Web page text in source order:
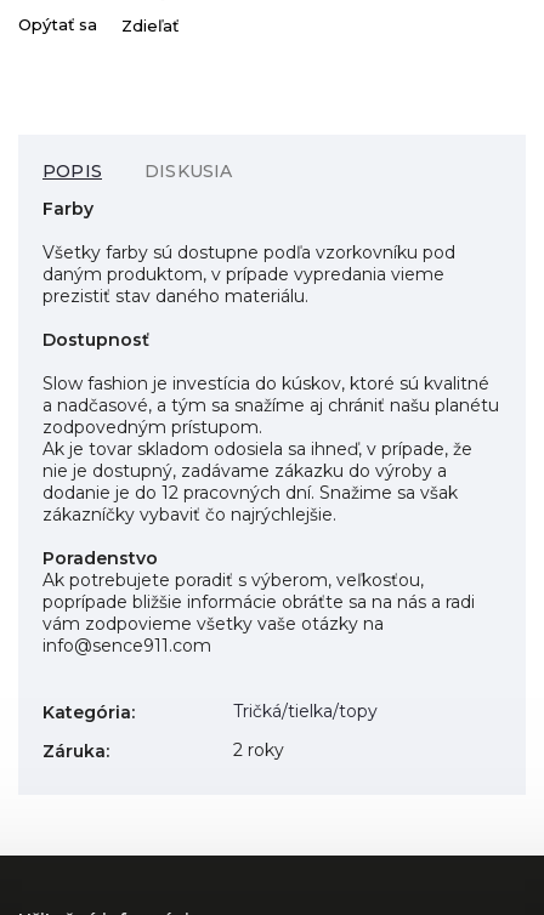
Opýtať sa Zdieľať
POPIS
DISKUSIA
Farby
Všetky farby sú dostupne podľa vzorkovníku pod
daným produktom, v prípade vypredania vieme
prezistiť stav daného materiálu.
Dostupnosť
Slow fashion je investícia do kúskov, ktoré sú kvalitné
a nadčasové, a tým sa snažíme aj chrániť našu planétu
zodpovedným prístupom.
Ak je tovar skladom odosiela sa ihneď, v prípade, že
nie je dostupný, zadávame zákazku do výroby a
dodanie je do 12 pracovných dní. Snažime sa však
zákazníčky vybaviť čo najrýchlejšie.
Poradenstvo
Ak potrebujete poradiť s výberom, veľkosťou,
poprípade bližšie informácie obráťte sa na nás a radi
vám zodpovieme všetky vaše otázky na
info@sence911.com
Kategória:
Tričká/tielka/topy
Záruka: 2 roky